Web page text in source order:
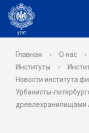
Главная › О нас ›
Институты
›
Новости института
Урбанисты-
древлехранилищами